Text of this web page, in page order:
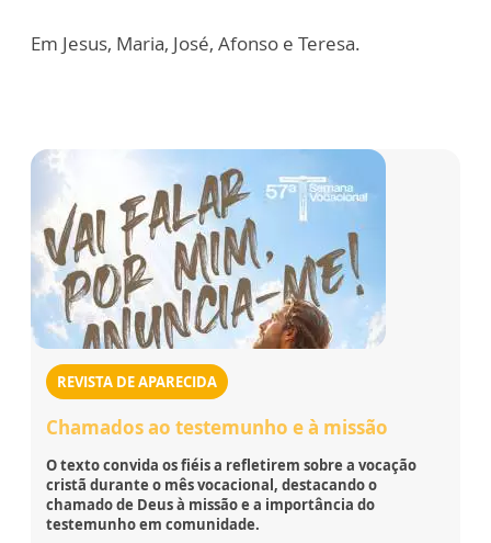
Em Jesus, Maria, José, Afonso e Teresa.
REVISTA DE APARECIDA
Chamados ao testemunho e à missão
O texto convida os fiéis a refletirem sobre a vocação
cristã durante o mês vocacional, destacando o
chamado de Deus à missão e a importância do
testemunho em comunidade.